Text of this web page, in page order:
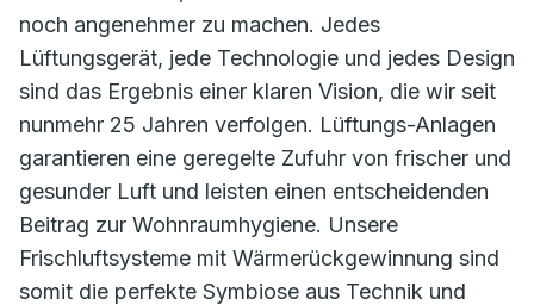
noch angenehmer zu machen. Jedes
Lüftungsgerät, jede Technologie und jedes Design
sind das Ergebnis einer klaren Vision, die wir seit
nunmehr 25 Jahren verfolgen. Lüftungs-Anlagen
garantieren eine geregelte Zufuhr von frischer und
gesunder Luft und leisten einen entscheidenden
Beitrag zur Wohnraumhygiene. Unsere
Frischluftsysteme mit Wärmerückgewinnung sind
somit die perfekte Symbiose aus Technik und